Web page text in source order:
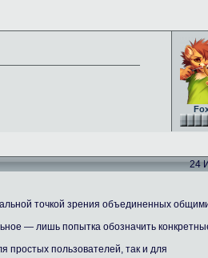
24
точкой зрения объединенных
— лишь попытка обозначить
простых пользователей, так и для